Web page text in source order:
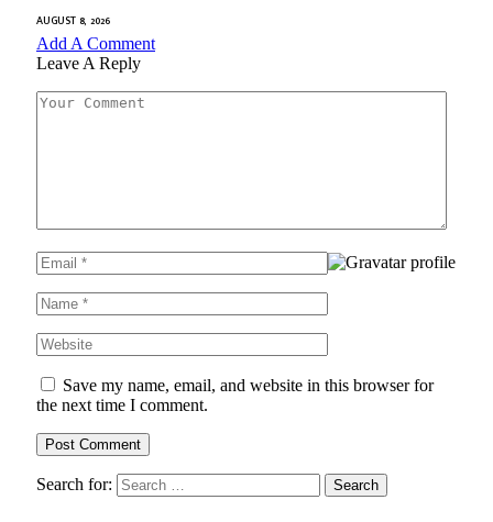
AUGUST 8, 2026
Add A Comment
Leave A Reply
Save my name, email, and website in this browser for
the next time I comment.
Search for: